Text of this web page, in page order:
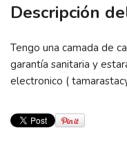
Descripción
Tengo una camada de
garantía sanitaria y
electronico (